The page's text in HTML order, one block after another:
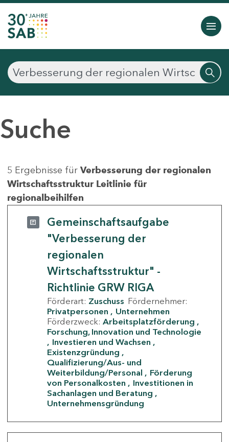
Suche
5 Ergebnisse für Verbesserung der regionalen
Wirtschaftsstruktur Leitlinie für
regionalbeihilfen
Gemeinschaftsaufgabe
"Verbesserung der
regionalen
Wirtschaftsstruktur" -
Richtlinie GRW RIGA
Förderart: Zuschuss Fördernehmer:
Privatpersonen
Unternehmen
Förderzweck: Arbeitsplatzförderung
Forschung, Innovation und Technologie
Investieren und Wachsen
Existenzgründung
Qualifizierung/Aus- und
Weiterbildung/Personal
Förderung
von Personalkosten
Investitionen in
Sachanlagen und Beratung
Unternehmensgründung